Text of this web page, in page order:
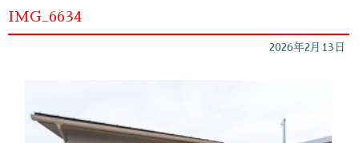
IMG_6634
2026年2月13日